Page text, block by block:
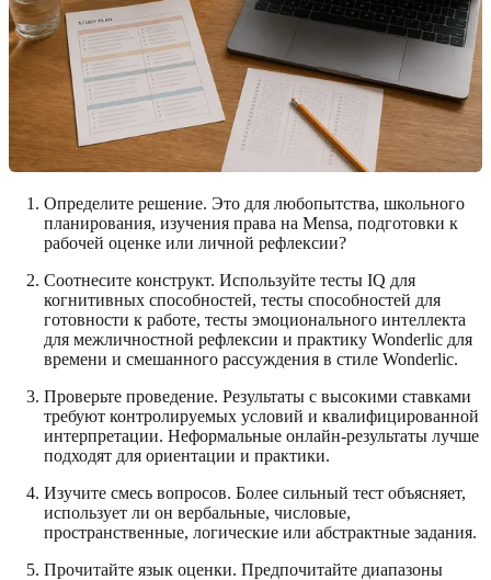
Определите решение. Это для любопытства, школьного
планирования, изучения права на Mensa, подготовки к
рабочей оценке или личной рефлексии?
Соотнесите конструкт. Используйте тесты IQ для
когнитивных способностей, тесты способностей для
готовности к работе, тесты эмоционального интеллекта
для межличностной рефлексии и практику Wonderlic для
времени и смешанного рассуждения в стиле Wonderlic.
Проверьте проведение. Результаты с высокими ставками
требуют контролируемых условий и квалифицированной
интерпретации. Неформальные онлайн-результаты лучше
подходят для ориентации и практики.
Изучите смесь вопросов. Более сильный тест объясняет,
использует ли он вербальные, числовые,
пространственные, логические или абстрактные задания.
Прочитайте язык оценки. Предпочитайте диапазоны